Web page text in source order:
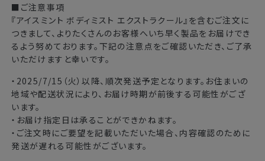
■ご注意事項
『アイスミント ボディミスト エクストラクール』を含むご注文に
つきまして、よりたくさんのお客様へいち早く製品をお届けでき
るよう努めております。下記の注意点をご確認いただき、ご了承
いただけますと幸いです。
・2025/7/15（火）以降、順次発送予定となります。お住まいの
地域や配送状況により、お届け時期が前後する可能性がござ
います。
・お届け指定日は承ることができかねます。
・ご注文時にご要望を記載いただいた場合、内容確認のために
発送が遅れる可能性がございます。